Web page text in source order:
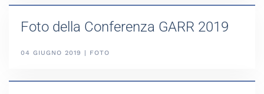
Foto della Conferenza GARR 2019
04 GIUGNO 2019 | FOTO